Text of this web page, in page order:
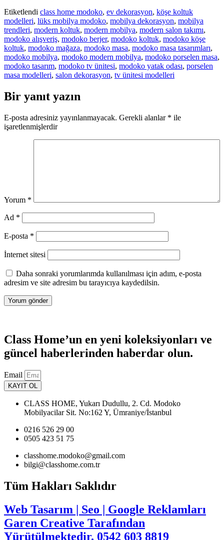
Etiketlendi class home modoko, ev dekorasyon, köşe koltuk
modelleri, lüks mobilya modoko, mobilya dekorasyon, mobilya
trendleri, modern koltuk, modern mobilya, modern salon takımı,
modoko alışveriş, modoko berjer, modoko koltuk, modoko köşe
koltuk, modoko mağaza, modoko masa, modoko masa tasarımları,
modoko mobilya, modoko modern mobilya, modoko porselen masa,
modoko tasarım, modoko tv ünitesi, modoko yatak odası, porselen
masa modelleri, salon dekorasyon, tv ünitesi modelleri
Bir yanıt yazın
E-posta adresiniz yayınlanmayacak. Gerekli alanlar * ile
işaretlenmişlerdir
Yorum *
Ad *
E-posta *
İnternet sitesi
Daha sonraki yorumlarımda kullanılması için adım, e-posta
adresim ve site adresim bu tarayıcıya kaydedilsin.
Class Home’un en yeni koleksiyonları ve
güncel haberlerinden haberdar olun.
Email
KAYIT OL
CLASS HOME, Yukarı Dudullu, 2. Cd. Modoko
Mobilyacilar Sit. No:162 Y, Ümraniye/İstanbul
0216 526 29 00
0505 423 51 75
classhome.modoko@gmail.com
bilgi@classhome.com.tr
Tüm Hakları Saklıdır
Web Tasarım | Seo | Google Reklamları
Garen Creative Tarafından
Yürütülmektedir. 0542 603 8819